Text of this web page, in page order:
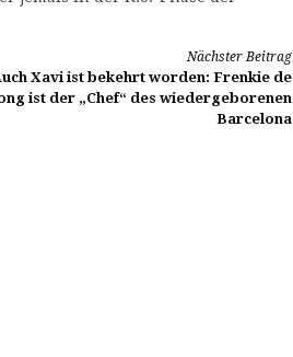
Nächster Beitrag
Xavi ist bekehrt worden: Frenkie de
ist der „Chef“ des wiedergeborenen
Barcelona